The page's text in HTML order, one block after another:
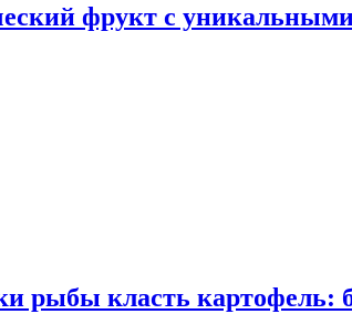
фрукт с
рыбы класть картофель: